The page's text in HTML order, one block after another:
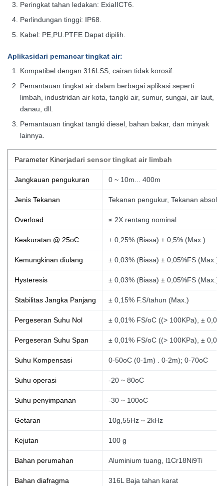
Peringkat tahan ledakan: ExiaIICT6.
Perlindungan tinggi: IP68.
Kabel: PE,PU.PTFE Dapat dipilih.
Aplikasidari pemancar tingkat air:
Kompatibel dengan 316LSS, cairan tidak korosif.
Pemantauan tingkat air dalam berbagai aplikasi seperti
limbah, industridan air kota, tangki air, sumur, sungai, air laut,
danau, dll.
Pemantauan tingkat tangki diesel, bahan bakar, dan minyak
lainnya.
Parameter Kinerjadari sensor tingkat air limbah
Jangkauan pengukuran 0 ~ 10m... 400m
Jenis Tekanan Tekanan pengukur, Tekanan
Overload ≤ 2X rentang nominal
Keakuratan @ 25oC ± 0,25% (Biasa) ± 0,5% (Max.)
Kemungkinan diulang ± 0,03% (Biasa) ± 0,05%FS (Max.)
Hysteresis ± 0,03% (Biasa) ± 0,05%FS (Max.)
Stabilitas Jangka Panjang ± 0,15% F.S/tahun (Max.)
Pergeseran Suhu Nol ± 0,01% FS/oC ((> 100KPa), ±
Pergeseran Suhu Span ± 0,01% FS/oC ((> 100KPa), ±
Suhu Kompensasi 0-50oC (0-1m) . 0-2m); 0-70oC
Suhu operasi -20 ~ 80oC
Suhu penyimpanan -30 ~ 100oC
Getaran 10g,55Hz ~ 2kHz
Kejutan 100 g
Bahan perumahan Aluminium tuang, l1Cr18Ni9Ti
Bahan diafragma 316L Baja tahan karat